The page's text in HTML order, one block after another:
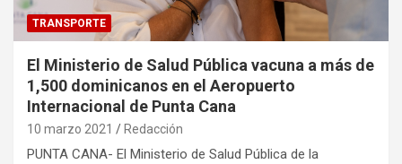
TRANSPORTE
El Ministerio de Salud Pública vacuna a más de
1,500 dominicanos en el Aeropuerto
Internacional de Punta Cana
10 marzo 2021 Redacción
PUNTA CANA- El Ministerio de Salud Pública de la